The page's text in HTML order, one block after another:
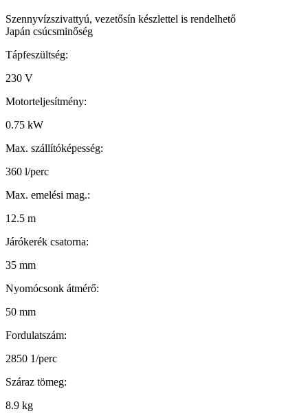
Szennyvízszivattyú, vezetősín készlettel is rendelhető
Japán csúcsminőség
Tápfeszültség:
230 V
Motorteljesítmény:
0.75 kW
Max. szállítóképesség:
360 l/perc
Max. emelési mag.:
12.5 m
Járókerék csatorna:
35 mm
Nyomócsonk átmérő:
50 mm
Fordulatszám:
2850 1/perc
Száraz tömeg:
8.9 kg